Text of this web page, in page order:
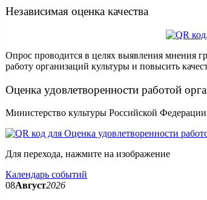
Независимая оценка качества
Опрос проводится в целях выявления мнения
работу организаций культуры и повысить
Оценка удовлетворенности работой
Министерство культуры Российской
Для перехода, нажмите на изображение
Календарь событий
08Август2026